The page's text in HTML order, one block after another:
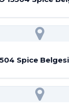
Spice Belgesi